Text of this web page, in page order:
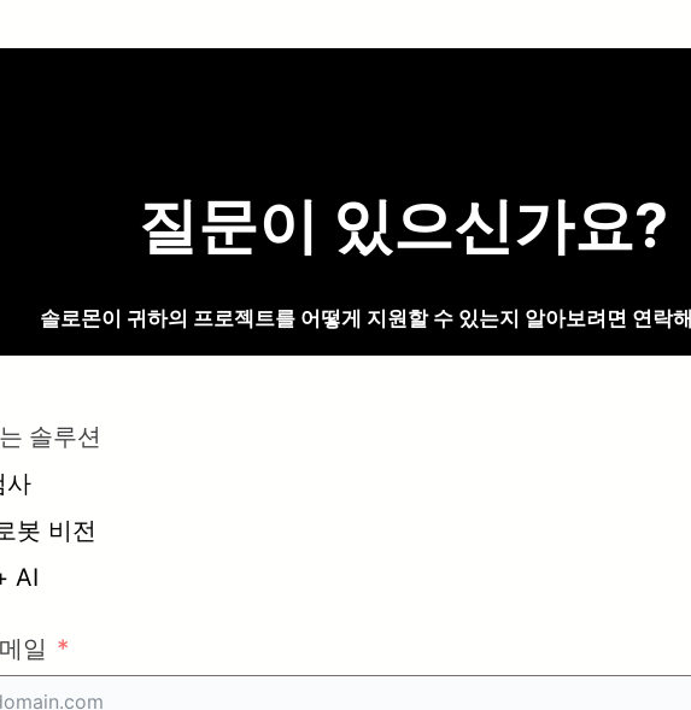
질문이 있으신가요?
솔로몬이 귀하의 프로젝트를 어떻게 지원할 수 있는지 알아보려면 연락
솔루션
사
봇 비전
AI
일